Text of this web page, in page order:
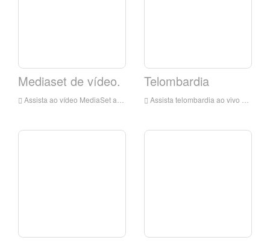
Mediaset de vídeo.
Assista ao vídeo MediaSet ao vivo on-line, vídeo MediaSet HD Live Steanging, vídeos MediaSet Watch TV ao vivo da Itália
Telombardia
Assista telombardia ao vivo on-line, telombardia HD Live Streaming, telombardia assistir TV ao vivo da Itália